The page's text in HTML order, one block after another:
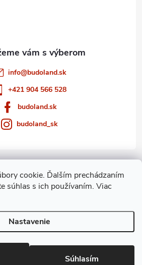
cookie. Ďalším prechádzaním
súhlas s ich používaním. Viac
Nastavenie
Súhlasím
info@budoland.sk
+421 904 566 528
budoland.sk
budoland_sk
budoland.sk. Všetky práva vyhradené.